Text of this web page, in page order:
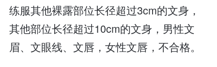
练服其他裸露部位长径超过3cm的文身，
其他部位长径超过10cm的文身，男性文
眉、文眼线、文唇，女性文唇，不合格。